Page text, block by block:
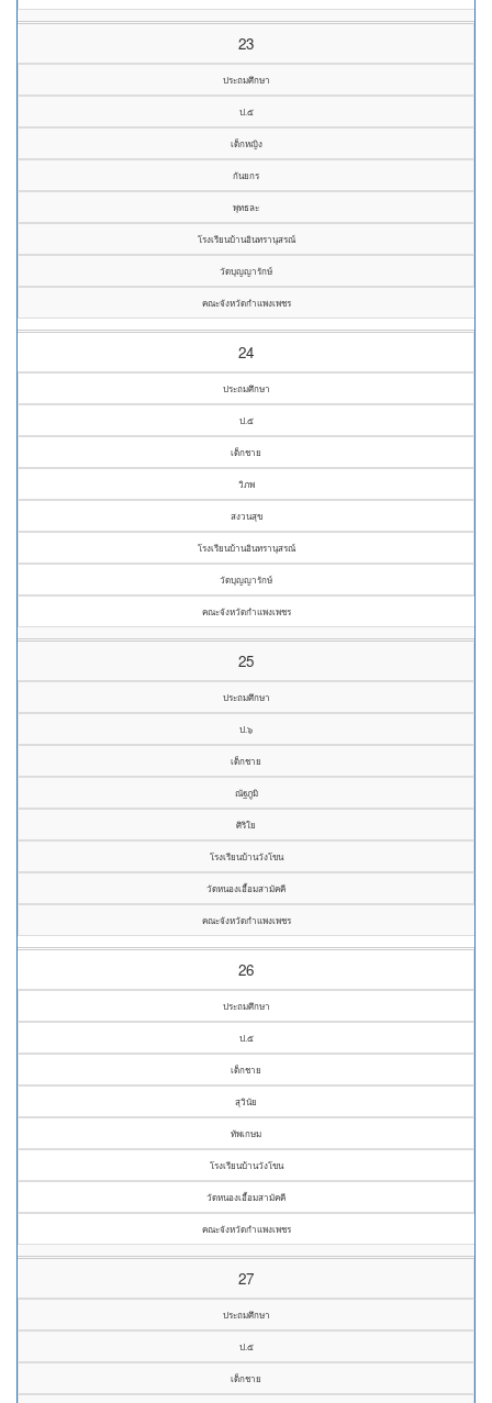
23
ประถมศึกษา
ป.๕
เด็กหญิง
กันยกร
พุทธละ
โรงเรียนบ้านอินทรานุสรณ์
วัดบุญญารักษ์
คณะจังหวัดกำแพงเพชร
24
ประถมศึกษา
ป.๕
เด็กชาย
วิภพ
สงวนสุข
โรงเรียนบ้านอินทรานุสรณ์
วัดบุญญารักษ์
คณะจังหวัดกำแพงเพชร
25
ประถมศึกษา
ป.๖
เด็กชาย
ณัฐภูมิ
ศิริใย
โรงเรียนบ้านวังโขน
วัดหนองเอื้อมสามัคคี
คณะจังหวัดกำแพงเพชร
26
ประถมศึกษา
ป.๕
เด็กชาย
สุวินัย
ทัพเกษม
โรงเรียนบ้านวังโขน
วัดหนองเอื้อมสามัคคี
คณะจังหวัดกำแพงเพชร
27
ประถมศึกษา
ป.๕
เด็กชาย